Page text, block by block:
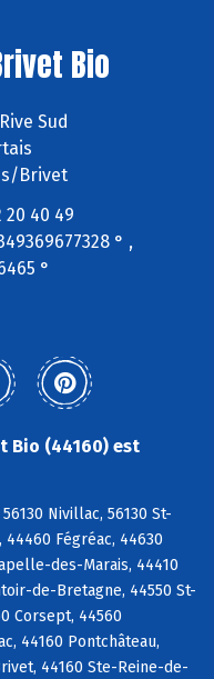
Bio
Sud
s/Brivet
20 40 49
° ,
°
Bio (44160) est
Nivillac, 56130 St-
44460 Fégréac, 44630
des-Marais, 44410
de-Bretagne, 44550 St-
Corsept, 44560
44160 Pontchâteau,
44160 Ste-Reine-de-